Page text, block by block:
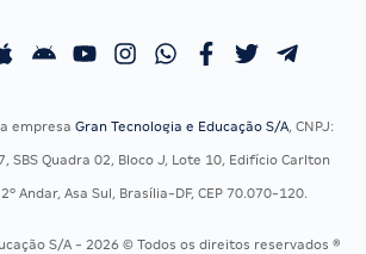
Calendário OAB
empresa Gran Tecnologia e Educação S/A, CNPJ:
SBS Quadra 02, Bloco J, Lote 10, Edifício Carlton
Andar, Asa Sul, Brasília-DF, CEP 70.070-120.
S/A - 2026 © Todos os direitos reservados ®